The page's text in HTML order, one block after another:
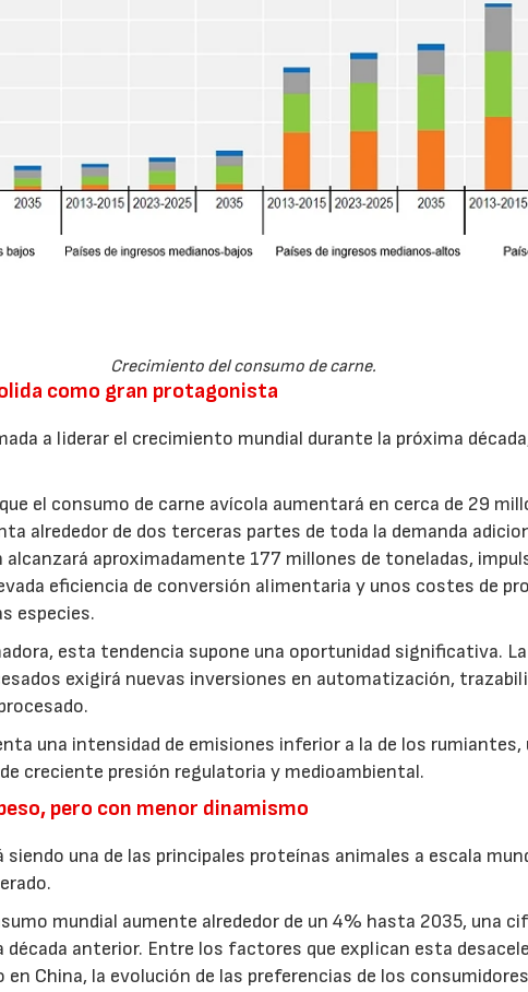
Crecimiento del consumo de carne.
como gran protagonista
a liderar el crecimiento mundial durante la próxima
el consumo de carne avícola aumentará en cerca de 29
alrededor de dos terceras partes de toda la demanda
alcanzará aproximadamente 177 millones de toneladas,
eficiencia de conversión alimentaria y unos costes de
especies.
esta tendencia supone una oportunidad significativa.
exigirá nuevas inversiones en automatización,
una intensidad de emisiones inferior a la de los
creciente presión regulatoria y medioambiental.
pero con menor dinamismo
siendo una de las principales proteínas animales a escala
mundial aumente alrededor de un 4% hasta 2035, una
década anterior. Entre los factores que explican esta
China, la evolución de las preferencias de los